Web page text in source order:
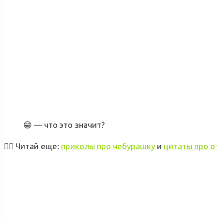
😁 — что это значит?
👉🏻 Читай еще: приколы про чебурашку и цитаты про